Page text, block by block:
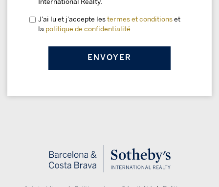
International Realty.
J'ai lu et j'accepte les termes et conditions et
la politique de confidentialité